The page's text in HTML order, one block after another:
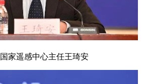
国家遥感中心主任王琦安